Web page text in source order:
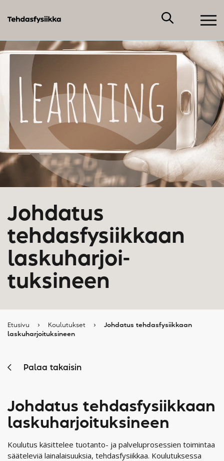
Johdatus
tehdasfysiikkaan
laskuharjoi­
tuksineen
Etusivu › Koulutukset ›
Johdatus tehdasfysiikkaan
laskuharjoituksineen
Palaa takaisin
Johdatus tehdasfysiikkaan
laskuharjoituksineen
Koulutus käsittelee tuotanto- ja palveluprosessien toimintaa
sääteleviä lainalaisuuksia, tehdasfysiikkaa. Koulutuksessa